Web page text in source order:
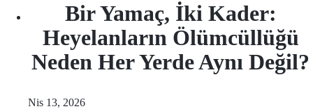
Bir Yamaç, İki Kader:
Heyelanların Ölümcüllüğü
Neden Her Yerde Aynı Değil?
Nis 13, 2026